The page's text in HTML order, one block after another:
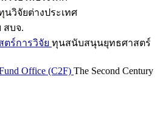
นวิจัยต่างประเทศ
สบจ.
ร์การวิจัย ทุนสนับสนุนยุทธศาสตร์
Office (C2F) The Second Century